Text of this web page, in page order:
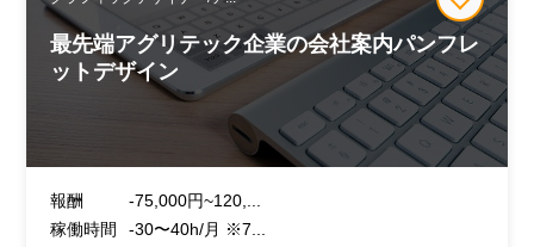
最先端アグリテック企業の会社案内パンフレ
ットデザイン
報酬
-75,000円~120,...
稼働時間
-30〜40h/月 ※7...